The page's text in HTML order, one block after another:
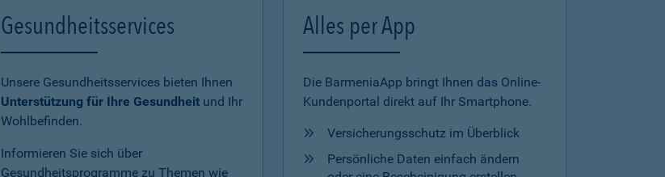
Gesundheitsservices
Unsere Gesundheitsservices bieten Ihnen
Unterstützung für Ihre Gesundheitund Ihr
Wohlbefinden.
Informieren Sie sich über
Gesundheitsprogramme zu Themen wie
Alles per App
Die BarmeniaApp bringt Ihnen das Online-
Kundenportal direkt auf Ihr Smartphone.
Versicherungsschutz im Überblick
Persönliche Daten einfach ändern